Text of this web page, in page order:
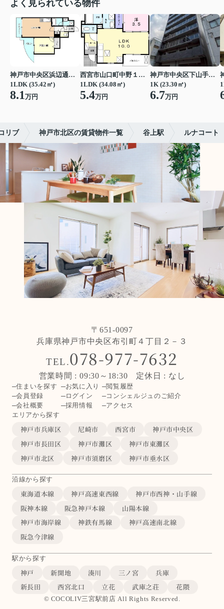
よく見られている物件
神戸市中央区浜辺通３丁目
1LDK (35.42㎡)
8.1万円
西宮市山口町中野１丁目
1LDK (34.08㎡)
5.4万円
神戸市中央区下山手通７丁目
1K (23.30㎡)
6.7万円
リブ 神戸市北区の賃貸物件一覧 谷上駅 ルナコート
〒651-0097
兵庫県神戸市中央区布引町４丁目２－３
TEL.078-977-7632
営業時間 : 09:30～18:30 定休日 : なし
住まいを探す お気に入り
閲覧履歴
会員登録
ログイン
コンシェルジュのご紹介
会社概要
採用情報
アクセス
エリアから探す
神戸市兵庫区 尼崎市 西宮市
神戸市中央区
神戸市長田区
神戸市灘区
神戸市東灘区
神戸市北区
神戸市須磨区 神戸市垂水区
沿線から探す
東海道本線 神戸高速東西線
神戸市西神・山手線
阪神本線
阪急神戸本線
山陽本線
神戸市海岸線
神鉄有馬線
神戸高速南北線
阪急今津線
駅から探す
神戸 新開地 湊川 三ノ宮
兵庫
新長田
西宮北口 立花 武庫之荘 花隈
© COCOLIV三宮駅前店 All Rights Reserved.